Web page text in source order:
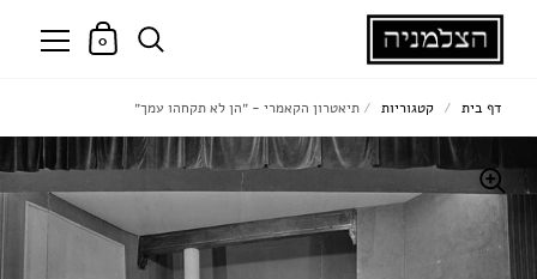
0
דף בית / קטגוריות / תיאטרון הקאמרי - ״הן לא תקחהו עמך״